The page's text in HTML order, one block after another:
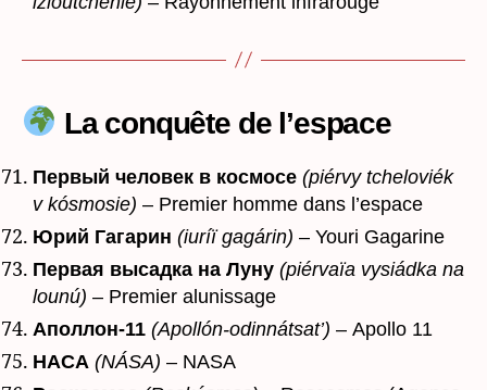
La conquête de l’espace
Первый человек в космосе (piérvy tcheloviék
v kósmosie) – Premier homme dans l’espace
Юрий Гагарин (iuríï gagárin) – Youri Gagarine
Первая высадка на Луну (piérvaïa vysiádka na
lounú) – Premier alunissage
Аполлон-11 (Apollón-odinnátsat’) – Apollo 11
НАСА (NÁSA) – NASA